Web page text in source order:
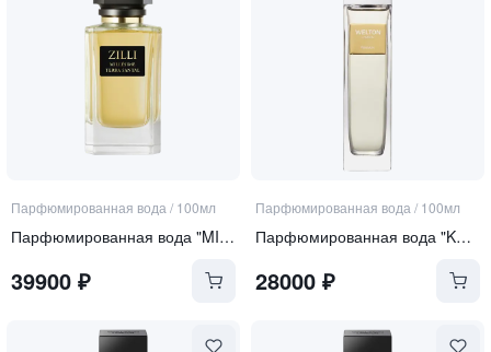
Парфюмированная вода / 100мл
Парфюмированная вода "MILLESIME TERRA SANTAL"
39900 ₽
Парфюмированная вода / 100мл
Парфюмированная вода "KEEMUN"
28000₽